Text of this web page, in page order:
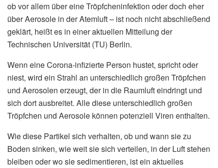
ob vor allem über eine Tröpfcheninfektion oder doch eher
über Aerosole in der Atemluft – ist noch nicht abschließend
geklärt, heißt es in einer aktuellen Mitteilung der
Technischen Universität (TU) Berlin.
Wenn eine Corona-infizierte Person hustet, spricht oder
niest, wird ein Strahl an unterschiedlich großen Tröpfchen
und Aerosolen erzeugt, der in die Raumluft eindringt und
sich dort ausbreitet. Alle diese unterschiedlich großen
Tröpfchen und Aerosole können potenziell Viren enthalten.
Wie diese Partikel sich verhalten, ob und wann sie zu
Boden sinken, wie weit sie sich verteilen, in der Luft stehen
bleiben oder wo sie sedimentieren, ist ein aktuelles